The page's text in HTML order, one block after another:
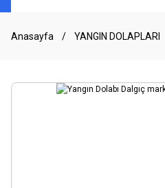
Anasayfa YANGIN DOLAPLARI